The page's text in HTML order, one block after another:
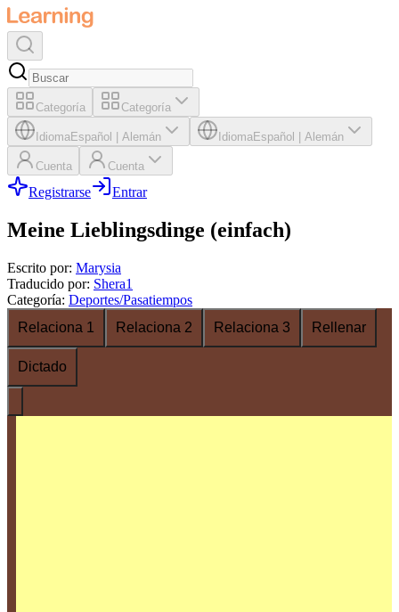
Categoría Categoría
IdiomaEspañol Alemán IdiomaEspañol Alemán
Cuenta Cuenta
Registrarse Entrar
Meine Lieblingsdinge (einfach)
Escrito por: Marysia
Traducido por: Shera1
Categoría: Deportes/Pasatiempos
Relaciona 1
Relaciona 2 Relaciona 3 Rellenar
Dictado